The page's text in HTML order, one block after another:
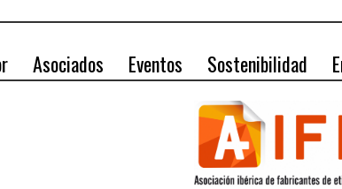
Asociados Eventos Sostenibilidad